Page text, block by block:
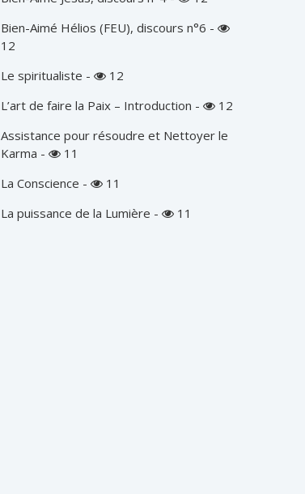
Bien-Aimé Hélios (FEU), discours n°6 -
12
Le spiritualiste -
12
L’art de faire la Paix – Introduction -
12
Assistance pour résoudre et Nettoyer le
Karma -
11
La Conscience -
11
La puissance de la Lumière - 11